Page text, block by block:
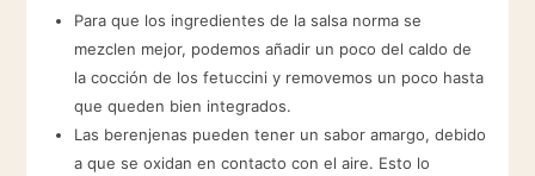
Para que los ingredientes de la salsa norma se
mezclen mejor, podemos añadir un poco del caldo de
la cocción de los fetuccini y removemos un poco hasta
que queden bien integrados.
Las berenjenas pueden tener un sabor amargo, debido
a que se oxidan en contacto con el aire. Esto lo